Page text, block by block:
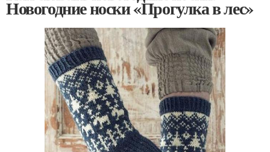
Новогодние носки «Прогулка в лес»